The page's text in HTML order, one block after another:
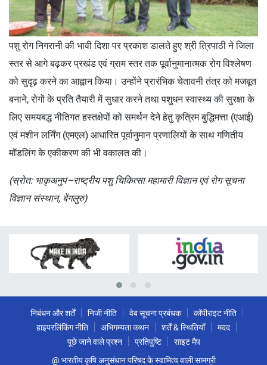
पशु रोग निगरानी की भावी दिशा पर प्रकाश डालते हुए श्री त्रिपाठी ने जिला
स्तर से आगे बढ़कर प्रखंड एवं ग्राम स्तर तक पूर्वानुमानात्मक रोग विश्लेषण
को सुदृढ़ करने का आह्वान किया। उन्होंने प्रारंभिक चेतावनी तंत्र को मजबूत
बनाने, रोगों के प्रति तैयारी में सुधार करने तथा पशुधन स्वास्थ्य की सुरक्षा के
लिए समयबद्ध नीतिगत हस्तक्षेपों को समर्थन देने हेतु कृत्रिम बुद्धिमत्ता (एआई)
एवं मशीन लर्निंग (एमएल) आधारित पूर्वानुमान प्रणालियों के साथ गणितीय
मॉडलिंग के एकीकरण की भी वकालत की।
(स्रोत: भाकृअनुप–राष्ट्रीय पशु चिकित्सा महामारी विज्ञान एवं रोग सूचना
विज्ञान संस्थान, बेंगलुरु)
निबंधन और शर्तें निजी नीति वेब सूचना प्रबंधक
कॉपीराइट नीति
हाइपरलिंकिंग नीति
अभिगम्यता कथन शर्तें & स्थितियाँ
मदद
पूछे जाने वाले प्रश्न
प्रतिपुष्टि
साइट मैप
@ भारतीय कृषि अनुसंधान परिषद के स्वामित्व वाली सामग्री